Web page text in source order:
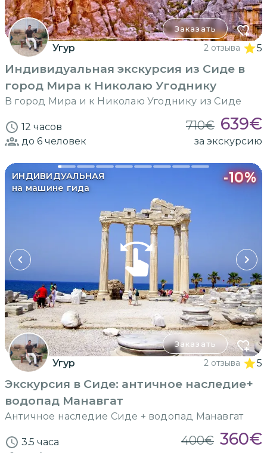
Заказать
Угур 2 отзыва 5
Индивидуальная экскурсия из Сиде в
город Мира к Николаю Угоднику
В город Мира и к Николаю Угоднику из Сиде
12 часов 710€ 639€
до 6 человек за экскурсию
ИНДИВИДУАЛЬНАЯ
на машине гида
-10%
Заказать
Угур 2 отзыва 5
Экскурсия в Сиде: античное наследие+
водопад Манавгат
Античное наследие Сиде + водопад Манавгат
3.5 часа 400€ 360€